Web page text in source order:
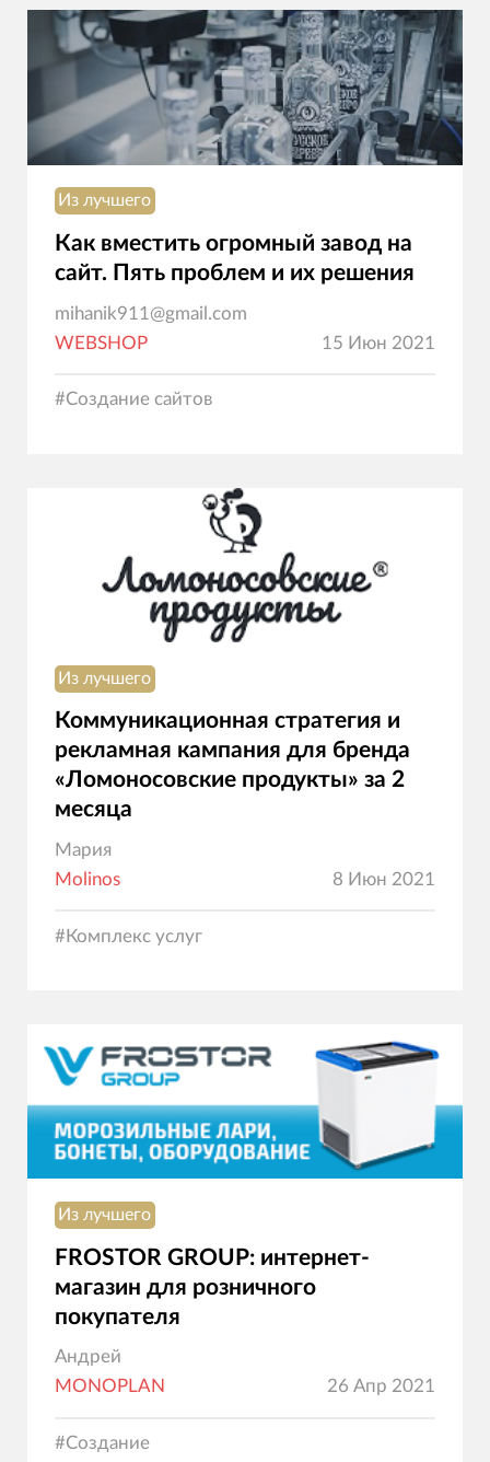
Из лучшего
Как вместить огромный завод на
сайт. Пять проблем и их решения
mihanik911@gmail.com
WEBSHOP
15 Июн 2021
#Создание сайтов
Из лучшего
Коммуникационная стратегия и
рекламная кампания для бренда
«Ломоносовские продукты» за 2
месяца
Мария
Molinos
8 Июн 2021
#Комплекс услуг
Из лучшего
FROSTOR GROUP: интернет-
магазин для розничного
покупателя
Андрей
MONOPLAN
26 Апр 2021
#Создание